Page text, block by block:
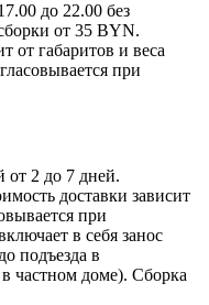
до 22.00 без
от 35 BYN.
от габаритов и веса
при
от 2 до 7 дней.
доставки зависит
при
в себя занос
подъезда в
частном доме). Сборка